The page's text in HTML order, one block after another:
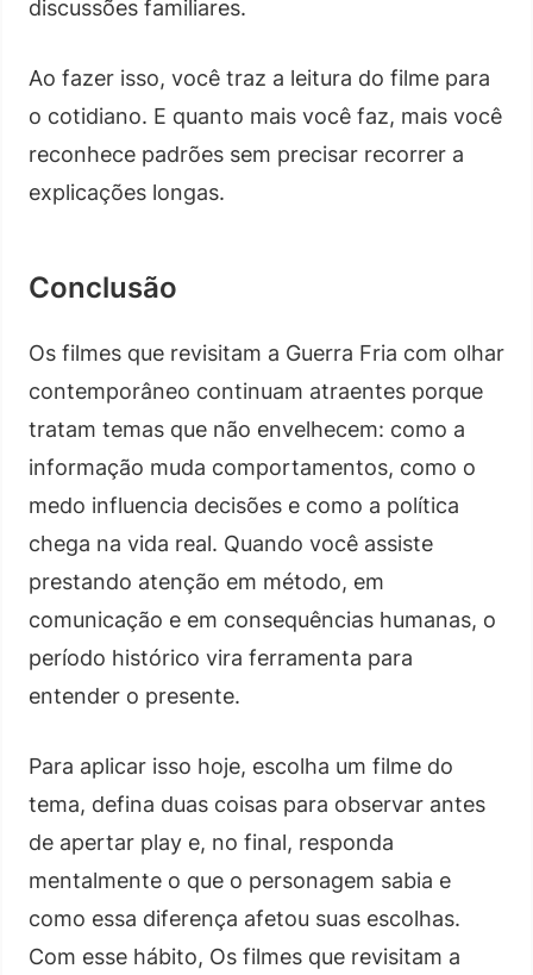
discussões familiares.
Ao fazer isso, você traz a leitura do filme para
o cotidiano. E quanto mais você faz, mais você
reconhece padrões sem precisar recorrer a
explicações longas.
Conclusão
Os filmes que revisitam a Guerra Fria com olhar
contemporâneo continuam atraentes porque
tratam temas que não envelhecem: como a
informação muda comportamentos, como o
medo influencia decisões e como a política
chega na vida real. Quando você assiste
prestando atenção em método, em
comunicação e em consequências humanas, o
período histórico vira ferramenta para
entender o presente.
Para aplicar isso hoje, escolha um filme do
tema, defina duas coisas para observar antes
de apertar play e, no final, responda
mentalmente o que o personagem sabia e
como essa diferença afetou suas escolhas.
Com esse hábito, Os filmes que revisitam a